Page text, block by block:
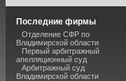
Последние фирмы
Отделение СФР по
Владимирской области
Первый арбитражный
апелляционный суд
Арбитражный суд
Владимирской области